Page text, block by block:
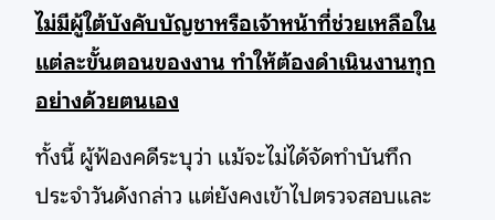
ไม่มีผู้ใต้บังคับบัญชาหรือเจ้าหน้าที่ช่วยเหลือใน
แต่ละขั้นตอนของงาน ทำให้ต้องดำเนินงานทุก
อย่างด้วยตนเอง
ทั้งนี้ ผู้ฟ้องคดีระบุว่า แม้จะไม่ได้จัดทำบันทึก
ประจำวันดังกล่าว แต่ยังคงเข้าไปตรวจสอบและ